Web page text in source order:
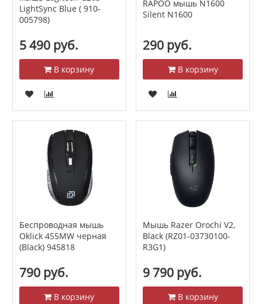
LightSync Blue ( 910-
005798)
5 490 руб.
В корзину
RAPOO мышь N1600
Silent N1600
290 руб.
В корзину
Беспроводная мышь
Oklick 455MW черная
(Black) 945818
790 руб.
В корзину
Мышь Razer Orochi V2,
Black (RZ01-03730100-
R3G1)
9 790 руб.
В корзину